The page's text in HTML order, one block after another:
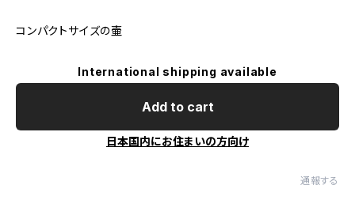
コンパクトサイズの壷
International shipping available
Add to cart
日本国内にお住まいの方向け
通報する